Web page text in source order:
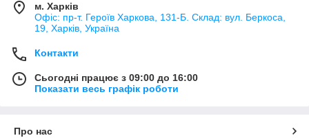
м. Харків
Офіс: пр-т. Героїв Харкова, 131-Б. Склад: вул. Беркоса,
19, Харків, Україна
Контакти
Сьогодні працює з 09:00 до 16:00
Показати весь графік роботи
Про нас